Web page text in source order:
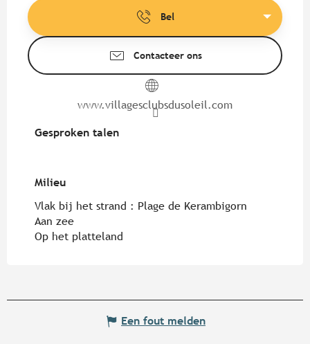
Bel
Contacteer ons
www.villagesclubsdusoleil.com
Gesproken talen
Gesproken talen
Milieu
Milieu
Vlak bij het strand : Plage de Kerambigorn
Aan zee
Op het platteland
Een fout melden